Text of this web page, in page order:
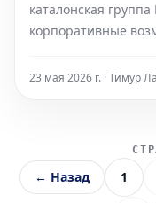
каталонская
корпоративные
на 13,4% на бирже,
23 мая 2026 г. · Тимур
← Назад 1